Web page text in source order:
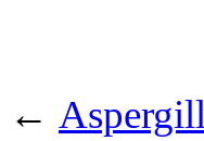
←